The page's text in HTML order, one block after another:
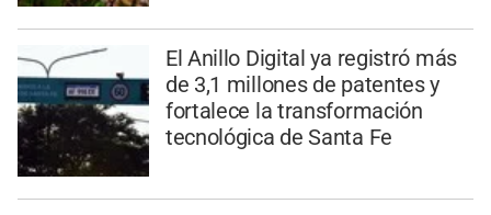
El Anillo Digital ya registró más
de 3,1 millones de patentes y
fortalece la transformación
tecnológica de Santa Fe